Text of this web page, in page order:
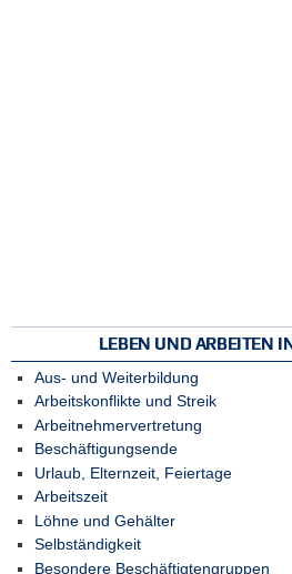
LEBEN UND ARBEITEN
Aus- und Weiterbildung
Arbeitskonflikte und Streik
Arbeitnehmervertretung
Beschäftigungsende
Urlaub, Elternzeit, Feiertage
Arbeitszeit
Löhne und Gehälter
Selbständigkeit
Besondere Beschäftigtengruppen